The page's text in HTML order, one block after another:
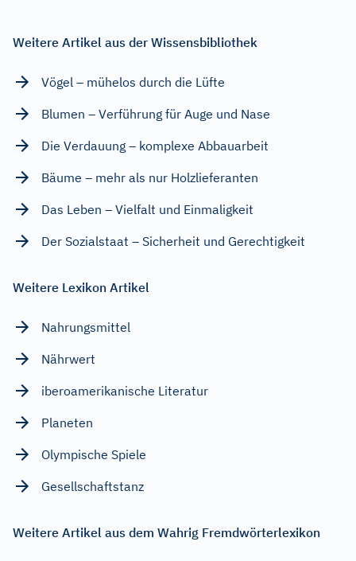
Weitere Artikel aus der Wissensbibliothek
Vögel – mühelos durch die Lüfte
Blumen – Verführung für Auge und Nase
Die Verdauung – komplexe Abbauarbeit
Bäume – mehr als nur Holzlieferanten
Das Leben – Vielfalt und Einmaligkeit
Der Sozialstaat – Sicherheit und Gerechtigkeit
Weitere Lexikon Artikel
Nahrungsmittel
Nährwert
iberoamerikanische Literatur
Planeten
Olympische Spiele
Gesellschaftstanz
Weitere Artikel aus dem Wahrig Fremdwörterlexikon